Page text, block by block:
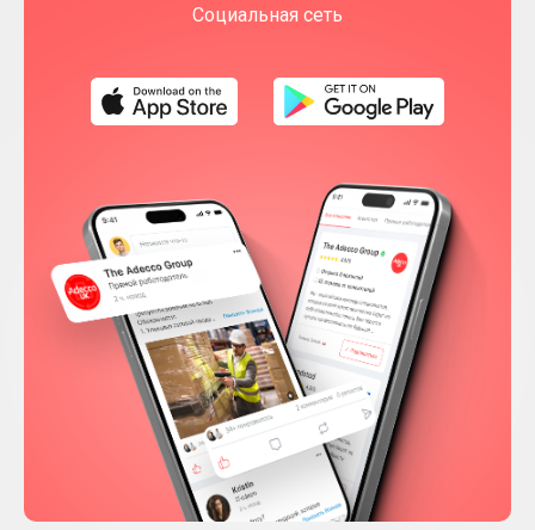
Социальная сеть